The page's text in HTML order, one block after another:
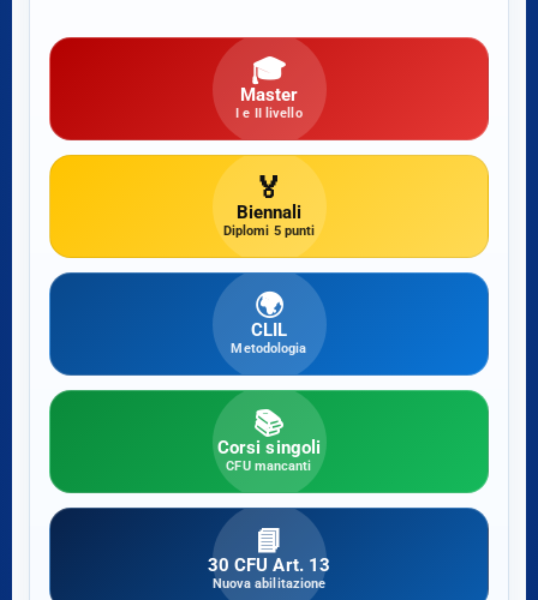
🎓
Master
I e II livello
🏅
Biennali
Diplomi 5 punti
🌍
CLIL
Metodologia
📚
Corsi singoli
CFU mancanti
📘
30 CFU Art. 13
Nuova abilitazione